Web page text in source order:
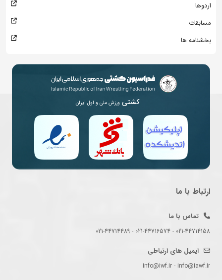
اردوها
مسابقات
بخشنامه ها
کشتی ورزش ملی و اول ایران
ارتباط با ما
تماس با ما
021-44714158 - 021-44716574 - 021-44714489
ایمیل های ارتباطی
info@iwf.ir - info@iawf.ir